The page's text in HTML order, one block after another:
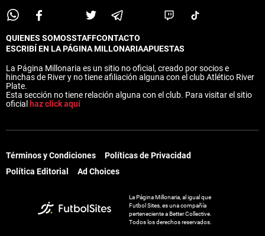
QUIENES SOMOSSTAFFCONTACTO
ESCRIBÍ EN LA PÁGINA MILLONARIAAPUESTAS
La Página Millonaria es un sitio no oficial, creado por socios e
hinchas de River y no tiene afiliación alguna con el club Atlético River
Plate.
Esta sección no tiene relación alguna con el club. Para visitar el sitio
oficial haz click aquí
Términos y Condiciones
Políticas de Privacidad
Política Editorial
Ad Choices
La Página Millonaria, al igual que
Futbol Sites, es una compañía
perteneciente a Better Collective.
Todos los derechos reservados.